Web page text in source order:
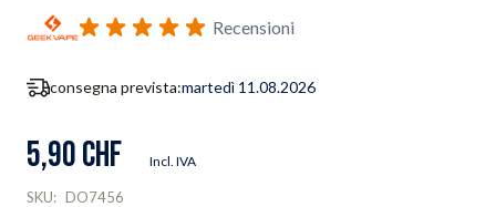
Recensioni
consegna prevista:martedì 11.08.2026
5,90 CHF Incl. IVA
SKU: DO7456